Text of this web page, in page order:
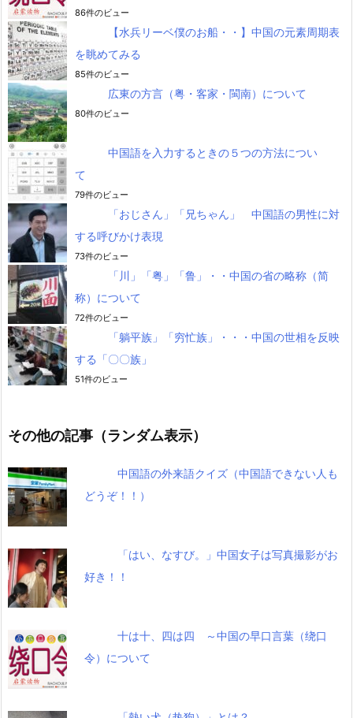
86件のビュー
【水兵リーベ僕のお船・・】中国の元素周期表
を眺めてみる
85件のビュー
広東の方言（粤・客家・閩南）について
80件のビュー
中国語を入力するときの５つの方法につい
て
79件のビュー
「おじさん」「兄ちゃん」 中国語の男性に対
する呼びかけ表現
73件のビュー
「川」「粤」「鲁」・・中国の省の略称（简
称）について
72件のビュー
「躺平族」「穷忙族」・・・中国の世相を反映
する「〇〇族」
51件のビュー
その他の記事（ランダム表示）
中国語の外来語クイズ（中国語できない人も
どうぞ！！）
「はい、なすび。」中国女子は写真撮影がお
好き！！
十は十、四は四 ～中国の早口言葉（绕口
令）について